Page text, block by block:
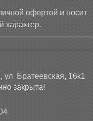
офертой и носит
характер.
ул. Братеевская, 16к1
закрыта!